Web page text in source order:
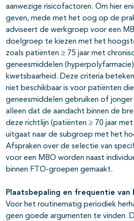
aanwezige risicofactoren. Om hier
geven, mede met het oog op de
adviseert de werkgroep voor een
doelgroep te kiezen met het
zoals patiënten ≥ 75 jaar met
geneesmiddelen
kwetsbaarheid. Deze criteria
niet beschikbaar is voor patiënten
geneesmiddelen gebruiken of jonger
alleen dat de aandacht binnen de
deze richtlijn (patiënten ≥ 70 jaar
uitgaat naar de subgroep met het
Afspraken over de selectie van
voor een MBO worden naast
binnen FTO-groepen gemaakt.
Plaatsbepaling en frequentie van
Voor het routinematig periodiek
geen goede argumenten te vinden.